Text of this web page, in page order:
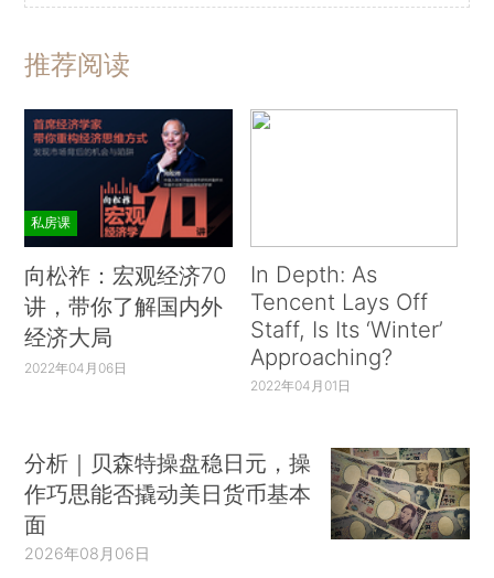
推荐阅读
私房课
向松祚：宏观经济70
讲，带你了解国内外
经济大局
2022年04月06日
In Depth: As
Tencent Lays Off
Staff, Is Its ‘Winter’
Approaching?
2022年04月01日
分析｜贝森特操盘稳日元，操
作巧思能否撬动美日货币基本
面
2026年08月06日